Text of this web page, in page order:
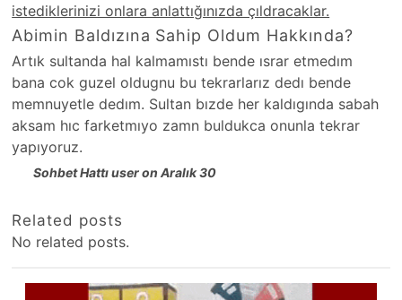
istediklerinizi onlara anlattığınızda çıldracaklar.
Abimin Baldızına Sahip Oldum Hakkında?
Artık sultanda hal kalmamıstı bende ısrar etmedım
bana cok guzel oldugnu bu tekrarlarız dedı bende
memnuyetle dedım. Sultan bızde her kaldıgında sabah
aksam hıc farketmıyo zamn buldukca onunla tekrar
yapıyoruz.
Sohbet Hattı user on Aralık 30
Related posts
No related posts.